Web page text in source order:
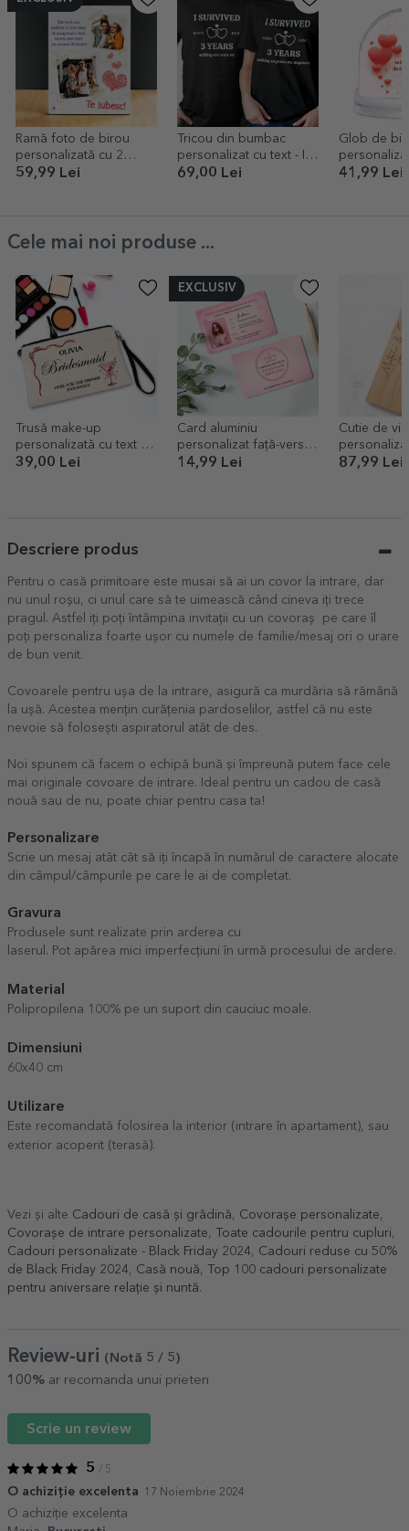
Ramă foto de birou
personalizată cu 2
poze și text - Te iubesc!
59,99 Lei
Tricou din bumbac
personalizat cu text - I
SURVIVED
69,00 Lei
Glob de
text -
41,99 Lei
Cele mai noi produse ...
Trusă make-up
personalizată cu text -
Echipa miresei
39,00 Lei
EXCLUSIV
Card aluminiu
personalizat față-verso
cu o poză și text -
14,99 Lei
Cutie de vin
87,99 Lei
Descriere produs
Pentru o casă primitoare este musai să ai un covor la intrare, dar
nu unul roșu, ci unul care să te uimească când cineva iți trece
pragul. Astfel iți poți întâmpina invitații cu un covoraș pe care îl
poți personaliza foarte ușor cu numele de familie/mesaj ori o urare
de bun venit.
Covoarele pentru ușa de la intrare, asigură ca murdăria să rămână
la ușă. Acestea mențin curățenia pardoselilor, astfel că nu este
nevoie să folosești aspiratorul atât de des.
Noi spunem că facem o echipă bună și împreună putem face cele
mai originale covoare de intrare. Ideal pentru un cadou de casă
nouă sau de nu, poate chiar pentru casa ta!
Personalizare
Scrie un mesaj atât cât să iți încapă în numărul de caractere alocate
din câmpul/câmpurile pe care le ai de completat.
Gravura
Produsele sunt realizate prin arderea cu
laserul. Pot apărea mici imperfecțiuni în urmă procesului de ardere.
Material
Polipropilena 100% pe un suport din cauciuc moale.
Dimensiuni
60x40 cm
Utilizare
Este recomandată folosirea la interior (intrare în apartament), sau
exterior acoperit (terasă).
Vezi și alte Cadouri de casă și grădină, Covorașe personalizate,
Covorașe de intrare personalizate, Toate cadourile pentru cupluri,
Cadouri personalizate - Black Friday 2024, Cadouri reduse cu 50%
de Black Friday 2024, Casă nouă,
Top 100 cadouri personalizate
pentru aniversare relație și nuntă.
Review-uri (Notă 5 / 5 )
100% ar recomanda unui prieten
Scrie un review
5 / 5
O achiziție excelenta 17 Noiembrie 2024
O achiziție excelenta